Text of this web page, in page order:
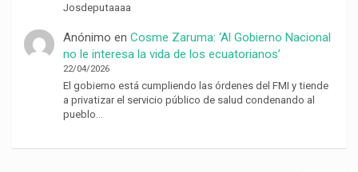
Josdeputaaaa
Anónimo en Cosme Zaruma: ‘Al Gobierno Nacional
no le interesa la vida de los ecuatorianos’
22/04/2026
El gobierno está cumpliendo las órdenes del FMI y tiende
a privatizar el servicio público de salud condenando al
pueblo…